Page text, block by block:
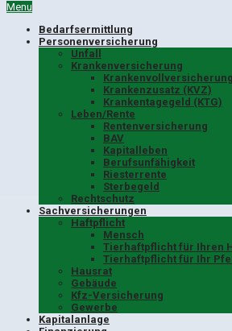
Menu
Bedarfsermittlung
Personenversicherung
Unfall
Krankenversicherung
Krankenzusatz (KVZ)
Krankentagegeld (KTG)
Leben/Rente
Rentenversicherung
BAV
Kapitalleben
Berufsunfähigkeit
Riesterrente
Sterbegeld
Rechtschutz
Sachversicherungen
Haftpflicht
Mensch
Tierhaftpflicht für Ihren
Tierhaftpflicht für Ihr
Hausrat
Gebäude
Kfz-Versicherung
Gewerbe
Kapitalanlage